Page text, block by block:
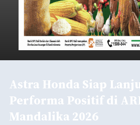
Astra Honda Siap
Performa Positif di
Mandalika 2026